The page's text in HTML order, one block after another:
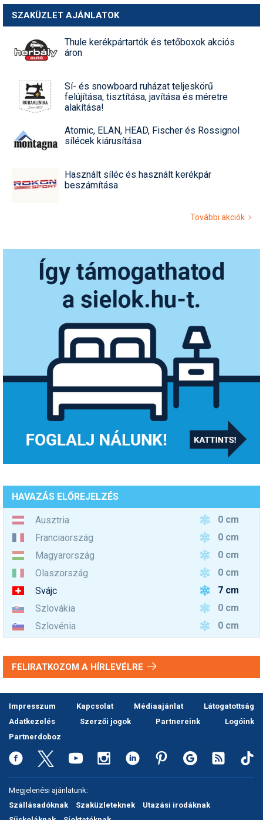
SZAKÜZLET AJÁNLATOK
Thule kerékpártartók és tetőboxok akciós
áron
Sí- és snowboard ruházat teljeskörű
felújítása, tisztítása, javítása és méretre
alakítása!
Atomic, ELAN, HEAD, Fischer és Rossignol
sílécek kiárusítása
Használt síléc és használt kerékpár
beszámítása
További akciók
HAVAZÁS ELŐREJELZÉS
Ausztria
0 cm
Franciaország
0 cm
Magyarország
0 cm
Olaszország
0 cm
Svájc
7 cm
Szlovákia
0 cm
Szlovénia
0 cm
FELIRATKOZOM A HÍRLEVÉLRE
Impresszum Kapcsolat Médiaajánlat
Látogatottság
Adatkezelés
Szerzői jogok Partnereink
Logóink
Partnerdoboz
Megjelenési ajánlatunk:
Szállásadóknak
Szaküzleteknek
Utazási irodáknak